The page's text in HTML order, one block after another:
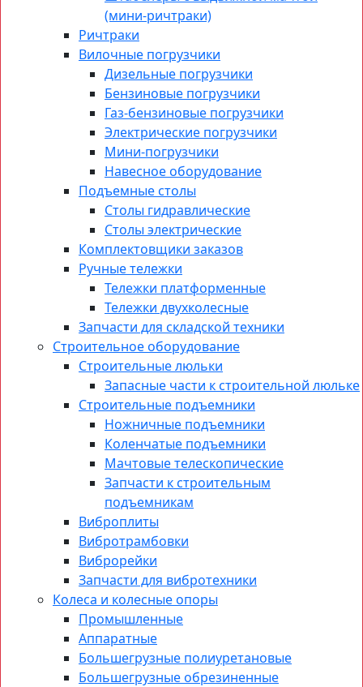
(мини-ричтраки)
Ричтраки
Вилочные погрузчики
Дизельные погрузчики
Бензиновые погрузчики
Газ-бензиновые погрузчики
Электрические погрузчики
Мини-погрузчики
Навесное оборудование
Подъемные столы
Столы гидравлические
Столы электрические
Комплектовщики заказов
Ручные тележки
Тележки платформенные
Тележки двухколесные
Запчасти для складской техники
Строительное оборудование
Строительные люльки
Запасные части к строительной люльке
Строительные подъемники
Ножничные подъемники
Коленчатые подъемники
Мачтовые телескопические
Запчасти к строительным
подъемникам
Виброплиты
Вибротрамбовки
Виброрейки
Запчасти для вибротехники
Колеса и колесные опоры
Промышленные
Аппаратные
Большегрузные полиуретановые
Большегрузные обрезиненные